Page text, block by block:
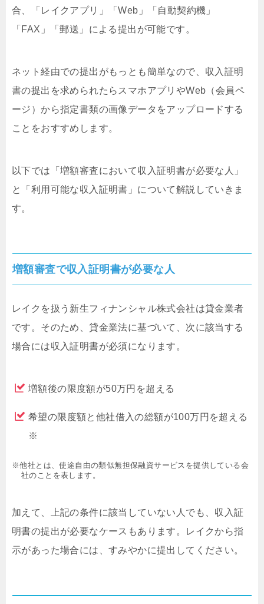
合、「レイクアプリ」「Web」「自動契約機」
「FAX」「郵送」による提出が可能です。
ネット経由での提出がもっとも簡単なので、収入証明
書の提出を求められたらスマホアプリやWeb（会員ペ
ージ）から指定書類の画像データをアップロードする
ことをおすすめします。
以下では「増額審査において収入証明書が必要な人」
と「利用可能な収入証明書」について解説していきま
す。
増額審査で収入証明書が必要な人
レイクを扱う新生フィナンシャル株式会社は貸金業者
です。そのため、貸金業法に基づいて、次に該当する
場合には収入証明書が必須になります。
増額後の限度額が50万円を超える
希望の限度額と他社借入の総額が100万円を超える
※
※他社とは、使途自由の類似無担保融資サービスを提供している会
社のことを表します。
加えて、上記の条件に該当していない人でも、収入証
明書の提出が必要なケースもあります。レイクから指
示があった場合には、すみやかに提出してください。